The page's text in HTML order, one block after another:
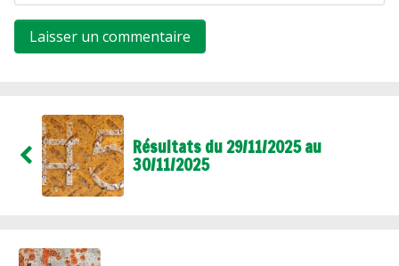
Résultats du 29/11/2025 au
30/11/2025